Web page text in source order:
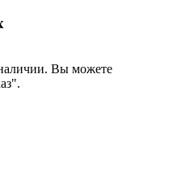
Вы можете